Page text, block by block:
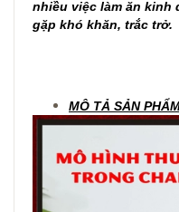
nhiều việc làm ăn kinh
gặp khó khăn, trắc trở.
MÔ TẢ SẢN